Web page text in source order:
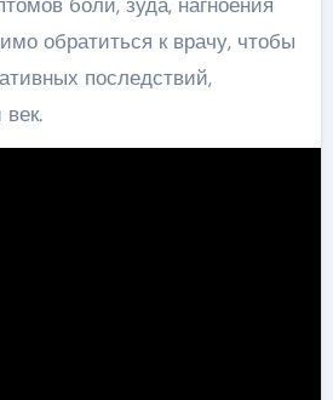
обратиться к врачу, чтобы
последствий,